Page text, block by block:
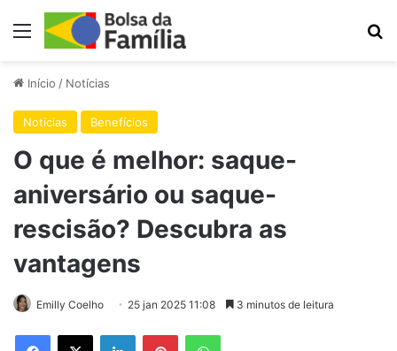
Menu
Início / Notícias
Notícias Benefícios
O que é melhor: saque-
aniversário ou saque-
rescisão? Descubra as
vantagens
Emilly Coelho 25 jan 2025 11:08 3 minutos de leitura
Facebook
X LinkedinPinterestWhatsApp